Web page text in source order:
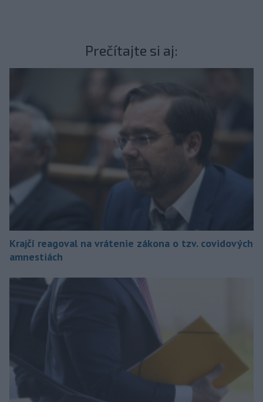
Prečítajte si aj:
Krajčí reagoval na vrátenie zákona o tzv. covidových
amnestiách